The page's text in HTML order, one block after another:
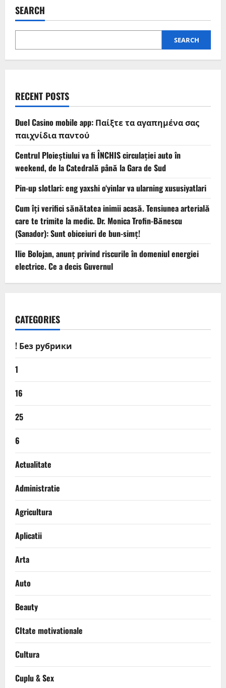
SEARCH
SEARCH
RECENT POSTS
Duel Casino mobile app: Παίξτε τα αγαπημένα σας
παιχνίδια παντού
Centrul Ploieștiului va fi ÎNCHIS circulației auto în
weekend, de la Catedrală până la Gara de Sud
Pin-up slotlari: eng yaxshi o‘yinlar va ularning xususiyatlari
Cum îți verifici sănătatea inimii acasă. Tensiunea arterială
care te trimite la medic. Dr. Monica Trofin-Bănescu
(Sanador): Sunt obiceiuri de bun-simț!
Ilie Bolojan, anunț privind riscurile în domeniul energiei
electrice. Ce a decis Guvernul
CATEGORIES
! Без рубрики
1
16
25
6
Actualitate
Administratie
Agricultura
Aplicatii
Arta
Auto
Beauty
CItate motivationale
Cultura
Cuplu & Sex